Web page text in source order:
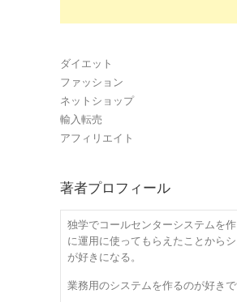
ダイエット
ファッション
ネットショップ
輸入転売
アフィリエイト
著者プロフィール
独学でコールセンターシステムを
に運用に使ってもらえたことから
が好きになる。
業務用のシステムを作るのが好きで